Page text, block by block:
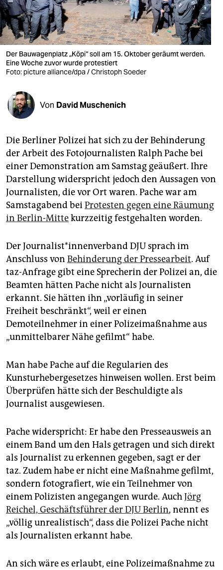
verlag
verlag
veranstaltungen
shop
fragen & hilfe
unterstützen
genossenschaft
epaper login
Der Bauwagenplatz „Köpi“ soll am 15. Oktober geräumt werden.
Eine Woche zuvor wurde protestiert
Foto: picture alliance/dpa / Christoph Soeder
Von David Muschenich
Die Berliner Polizei hat sich zu der Behinderung
der Arbeit des Fotojournalisten Ralph Pache bei
einer Demonstration am Samstag geäußert. Ihre
Darstellung widerspricht jedoch den Aussagen von
Journalisten, die vor Ort waren. Pache war am
Samstagabend beiProtesten gegen eine Räumung
in Berlin-Mittekurzzeitig festgehalten worden.
Der Jour­na­lis­t*in­nen­ver­band DJU sprach im
Anschluss von Behinderung der Pressearbeit. Auf
taz-Anfrage gibt eine Sprecherin der Polizei an, die
Beamten hätten Pache nicht als Journalisten
erkannt. Sie hätten ihn „vorläufig in seiner
Freiheit beschränkt“, weil er einen
Demoteilnehmer in einer Polizeimaßnahme aus
„unmittelbarer Nähe gefilmt“ habe.
Man habe Pache auf die Regularien des
Kunsturhebergesetzes hinweisen wollen. Erst beim
Überprüfen hätte sich der Beschuldigte als
Journalist ausgewiesen.
Pache widerspricht: Er habe den Presseausweis an
einem Band um den Hals getragen und sich direkt
als Journalist zu erkennen gegeben, sagt er der
taz. Zudem habe er nicht eine Maßnahme gefilmt,
sondern fotografiert, wie ein Teilnehmer von
einem Polizisten angegangen wurde. AuchJörg
Reichel, Geschäftsführer der DJU Berlin, nennt es
„völlig unrealistisch“, dass die Polizei Pache nicht
als Journalisten erkannt habe.
An sich wäre es erlaubt, eine Polizeimaßnahme zu